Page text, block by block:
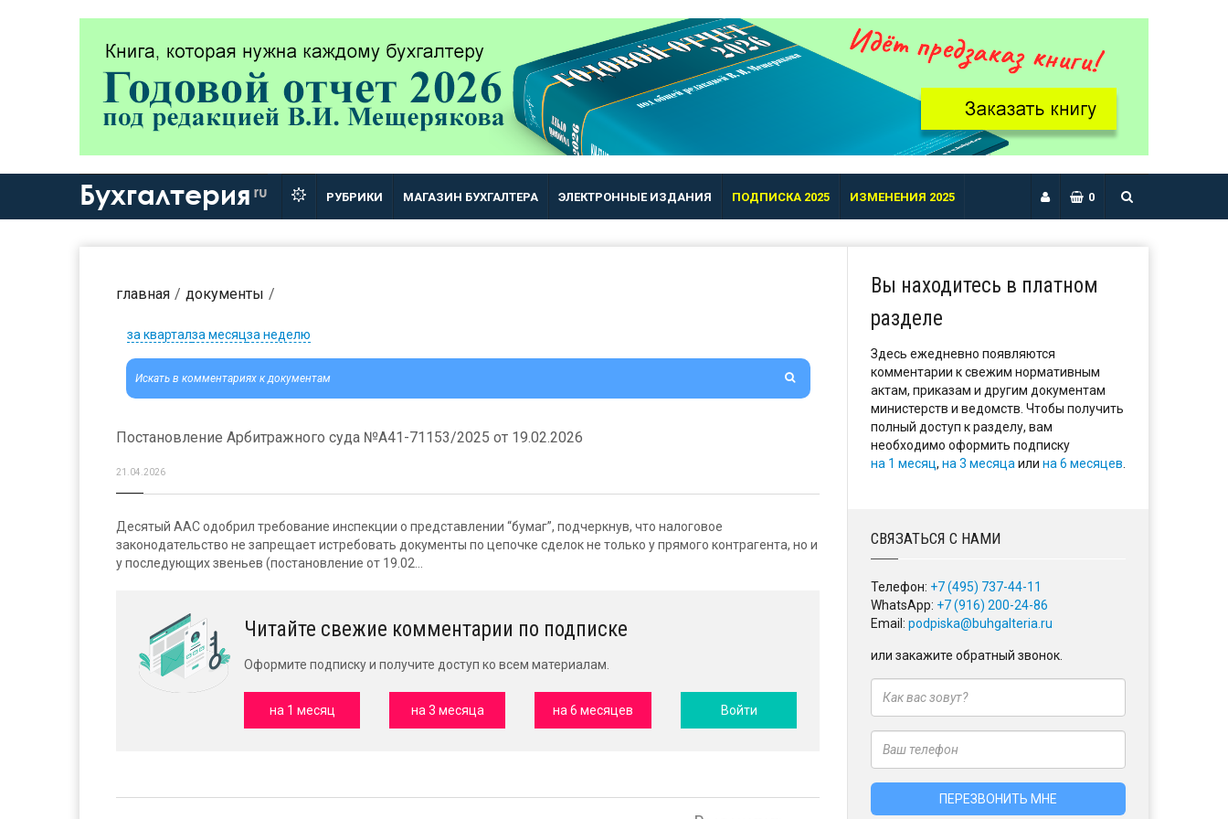
Бухгалтерия ru РУБРИКИ МАГАЗИН БУХГАЛТЕРА ЭЛЕКТРОННЫЕ ИЗДАНИЯ ПОДПИСКА 2025 ИЗМЕНЕНИЯ 2025 0
главная документы
за кварталза месяцза неделю
Постановление Арбитражного суда №А41-71153/2025 от 19.02.2026
21.04.2026
Десятый ААС одобрил требование инспекции о представлении “бумаг”, подчеркнув, что налоговое
законодательство не запрещает истребовать документы по цепочке сделок не только у прямого контрагента, но и
у последующих звеньев (постановление от 19.02...
Читайте свежие комментарии по подписке
Оформите подписку и получите доступ ко всем материалам.
на 1 месяц на 3 месяца на 6 месяцев Войти
Вы находитесь в платном
разделе
Здесь ежедневно появляются
комментарии к свежим нормативным
актам, приказам и другим документам
министерств и ведомств. Чтобы получить
полный доступ к разделу, вам
необходимо оформить подписку
на 1 месяц, на 3 месяца или на 6 месяцев
СВЯЗАТЬСЯ С НАМИ
Телефон: +7 (495) 737-44-11
WhatsApp: +7 (916) 200-24-86
Email: podpiska@buhgalteria.ru
или закажите обратный звонок.